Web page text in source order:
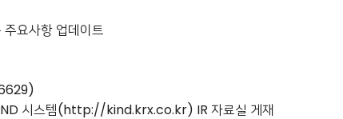
요사항 업데이트
시스템(http://kind.krx.co.kr) IR 자료실 게재